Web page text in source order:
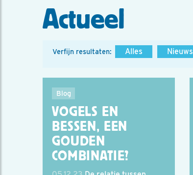
Actueel
Verfijn resultaten: Alles Nieuws
Blog
VOGELS EN
BESSEN, EEN
GOUDEN
COMBINATIE?